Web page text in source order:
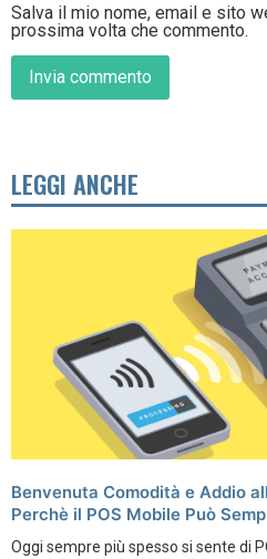
Salva il mio nome, email e sito
prossima volta che commento.
LEGGI ANCHE
Benvenuta Comodità e Addio
Perchè il POS Mobile Può
Oggi sempre più spesso si sente di